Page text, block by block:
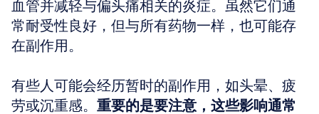
血管并减轻与偏头痛相关的炎症。虽然它们通
常耐受性良好，但与所有药物一样，也可能存
在副作用。
有些人可能会经历暂时的副作用，如头晕、疲
劳或沉重感。 重要的是要注意，这些影响通常